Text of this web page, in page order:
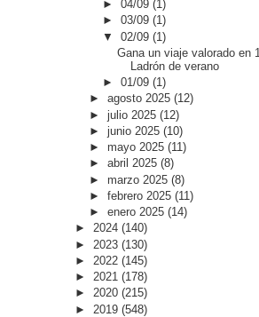
►04/09(1)
►03/09(1)
▼02/09(1)
Gana un viaje valorado en
Ladrón de verano
►01/09(1)
► agosto 2025 (12)
► julio 2025 (12)
► junio 2025 (10)
► mayo 2025 (11)
► abril 2025 (8)
► marzo 2025 (8)
► febrero 2025 (11)
► enero 2025 (14)
► 2024 (140)
► 2023 (130)
► 2022 (145)
► 2021 (178)
► 2020 (215)
► 2019 (548)